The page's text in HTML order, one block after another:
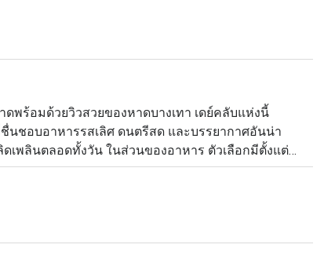
ร้อมด้วยวิวสวยของหาดบางเทา เดย์คลับแห่งนี้
นชอบอาหารรสเลิศ ดนตรีสด และบรรยากาศอันน่า
เพลินตลอดทั้งวัน ในส่วนของอาหาร ตัวเลือกมีตั้งแต่
พระอาทิตย์ตกดิน โดยจะเน้นที่อาหารสไตล์
สริมความยั่งยืน ลูกค้าสามารถเลือกที่นั่งได้ตามสไตล์ที่
ลางแจ้ง นอกจากนี้ เพื่อยกระดับประสบการณ์การรับ